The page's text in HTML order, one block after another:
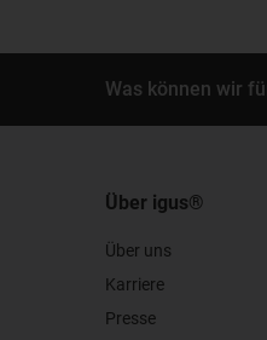
Was können wir
Über igus®
Über uns
Karriere
Presse